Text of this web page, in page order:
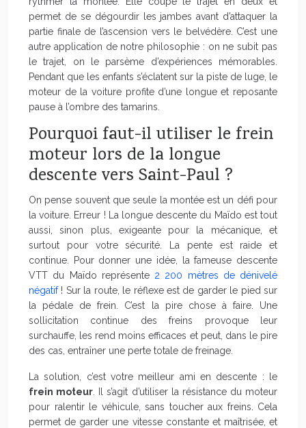
permet de se dégourdir les jambes avant d’attaquer la
partie finale de l’ascension vers le belvédère. C’est une
autre application de notre philosophie : on ne subit pas
le trajet, on le parsème d’expériences mémorables.
Pendant que les enfants s’éclatent sur la piste de luge, le
moteur de la voiture profite d’une longue et reposante
pause à l’ombre des tamarins.
Pourquoi faut-il utiliser le frein
moteur lors de la longue
descente vers Saint-Paul ?
On pense souvent que seule la montée est un défi pour
la voiture. Erreur ! La longue descente du Maïdo est tout
aussi, sinon plus, exigeante pour la mécanique, et
surtout pour votre sécurité. La pente est raide et
continue. Pour donner une idée, la fameuse descente
VTT du Maïdo représente 2 200 mètres de dénivelé
négatif! Sur la route, le réflexe est de garder le pied sur
la pédale de frein. C’est la pire chose à faire. Une
sollicitation continue des freins provoque leur
surchauffe, les rend moins efficaces et peut, dans le pire
des cas, entraîner une perte totale de freinage.
La solution, c’est votre meilleur ami en descente : le
frein moteur . Il s’agit d’utiliser la résistance du moteur
pour ralentir le véhicule, sans toucher aux freins. Cela
permet de garder une vitesse constante et maîtrisée, et